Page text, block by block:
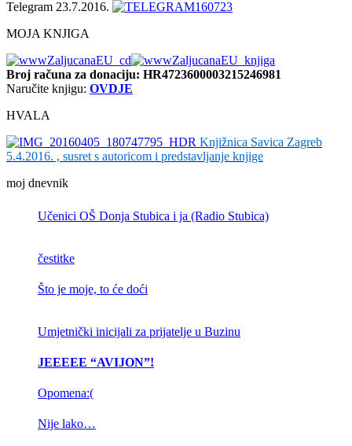
Telegram 23.7.2016.
MOJA KNJIGA
Broj računa za donaciju: HR4723600003215246981
Naručite knjigu: OVDJE
HVALA
Knjižnica Savica Zagreb
5.4.2016. , susret s autoricom i predstavljanje knjige
moj dnevnik
Učenici OŠ Donja Stubica i ja (Radio Stubica)
čestitke
Što je moje, to će doći
Umjetnički inicijali za prijatelje u Buzinu
JEEEEE “AVIJON”!
Opomena:(
Nije lako…